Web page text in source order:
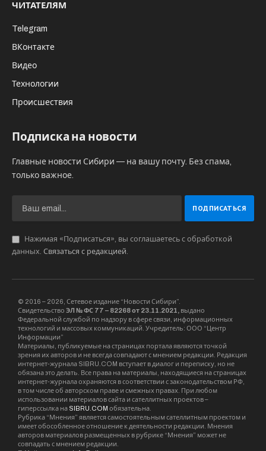
ЧИТАТЕЛЯМ
Telegram
ВКонтакте
Видео
Технологии
Происшествия
Подписка на новости
Главные новости Сибири — на вашу почту. Без спама,
только важное.
Нажимая «Подписаться», вы соглашаетесь с обработкой
данных. Связаться с редакцией.
© 2016 – 2026, Сетевое издание “Новости Сибири”.
Свидетельство ЭЛ № ФС 77 – 82268 от 23.11.2021, выдано
Федеральной службой по надзору в сфере связи, информационных
технологий и массовых коммуникаций. Учредитель: ООО “Центр
Информации”
Материалы, публикуемые на страницах портала являются точкой
зрения их авторов и не всегда совпадают с мнением редакции. Редакция
интернет-журнала SIBRU.COM вступает в диалог и переписку, но не
обязана это делать. Все права на материалы, находящиеся на страницах
интернет-журнала охраняются в соответствии с законодательством РФ,
в том числе об авторском праве и смежных правах. При любом
использовании материалов сайта и сателлитных проектов –
гиперссылка на SIBRU.COM обязательна.
Рубрика “Мнения” является самостоятельным сателлитным проектом и
имеет обособленное отношение к деятельности редакции. Мнения
авторов материалов размещенных в рубрике “Мнения” может не
совпадать с мнением редакции.